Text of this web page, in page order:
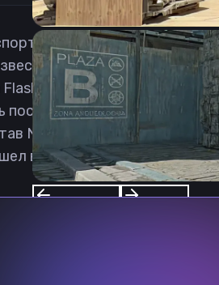
Previous slide Next slide
в дисциплине
коллективов, с
3 Open Qualifier
постоянным коллективом,
Nexus Academy, где
в fish123. Скачать 7kick